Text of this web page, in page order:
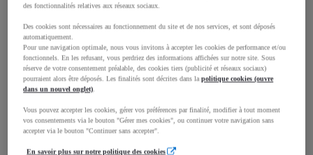
Largeur
1 740 mm
Émissions CO2 109g/km
des fonctionnalités relatives aux réseaux sociaux.
Des cookies sont nécessaires au fonctionnement du site et de nos services, et sont déposés
automatiquement.
Pour une navigation optimale, nous vous invitons à accepter les cookies de performance et/ou
fonctionnels. En les refusant, vous perdriez des informations affichées sur notre site. Sous
réserve de votre consentement préalable, des cookies tiers (publicité et réseaux sociaux)
pourraient alors être déposés. Les finalités sont décrites dans lapolitique cookies (ouvre
dans un nouvel onglet).
Vous pouvez accepter les cookies, gérer vos préférences par finalité, modifier à tout moment
vos consentements via le bouton "Gérer mes cookies", ou continuer votre navigation sans
accepter via le bouton "Continuer sans accepter".
En savoir plus sur notre politique des cookies